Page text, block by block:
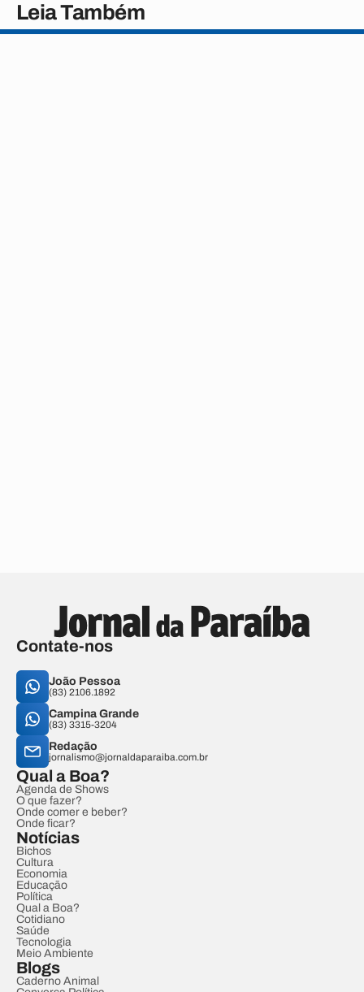
Leia Também
Contate-nos
João Pessoa
(83) 2106.1892
Campina Grande
(83) 3315-3204
Redação
jornalismo@jornaldaparaiba.com.br
Qual a Boa?
Agenda de Shows
O que fazer?
Onde comer e beber?
Onde ficar?
Notícias
Bichos
Cultura
Economia
Educação
Política
Qual a Boa?
Cotidiano
Saúde
Tecnologia
Meio Ambiente
Blogs
Caderno Animal